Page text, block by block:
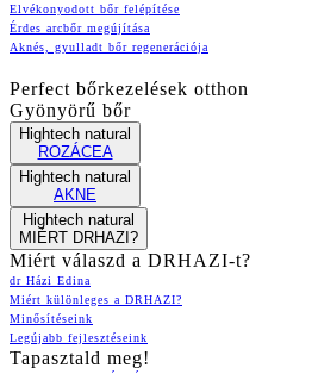
Elvékonyodott bőr felépítése
Érdes arcbőr megújítása
Aknés, gyulladt bőr regenerációja
Perfect bőrkezelések otthon
Gyönyörű bőr
Hightech natural
ROZÁCEA
Hightech natural
AKNE
Hightech natural
MIÉRT DRHAZI?
Miért válaszd a DRHAZI-t?
dr Házi Edina
Miért különleges a DRHAZI?
Minősítéseink
Legújabb fejlesztéseink
Tapasztald meg!